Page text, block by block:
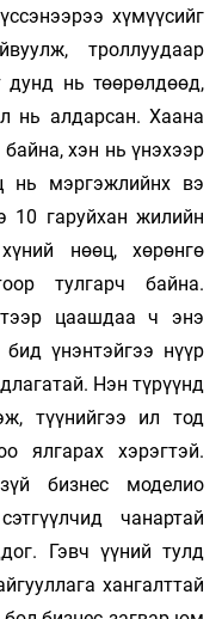
хүмүүсийг
троллуудаар
нь төөрөлдөөд,
нь алдарсан. Хаана
хэн нь үнэхээр
нь мэргэжлийнх вэ
10 гаруйхан жилийн
нөөц, хөрөнгө
тулгарч байна.
цаашдаа ч энэ
үнэнтэйгээ нүүр
Нэн түрүүнд
түүнийгээ ил тод
ялгарах хэрэгтэй.
бизнес моделио
чанартай
Гэвч үүний тулд
хангалттай